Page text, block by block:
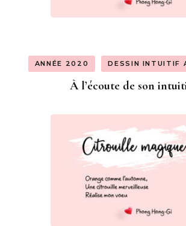
ANNÉE 2020 DESSIN INTUITIF
À l’écoute de son